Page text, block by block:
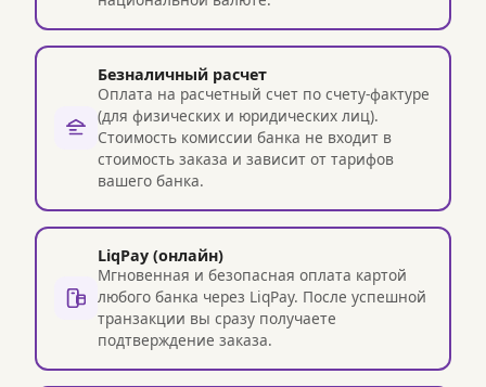
Безналичный расчет
Оплата на расчетный счет по счету-фактуре
(для физических и юридических лиц).
Стоимость комиссии банка не входит в
стоимость заказа и зависит от тарифов
вашего банка.
LiqPay (онлайн)
Мгновенная и безопасная оплата картой
любого банка через LiqPay. После успешной
транзакции вы сразу получаете
подтверждение заказа.